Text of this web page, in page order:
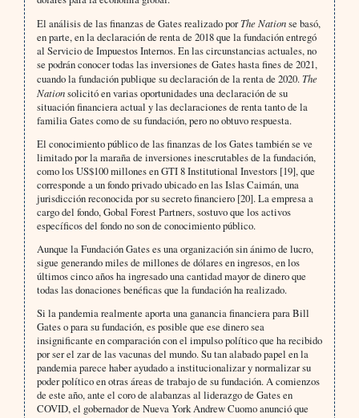
El análisis de las finanzas de Gates realizado porThe Nationse basó,
en parte, en la declaración de renta de 2018 que la fundación entregó
al Servicio de Impuestos Internos. En las circunstancias actuales, no
se podrán conocer todas las inversiones de Gates hasta fines de 2021,
cuando la fundación publique su declaración de la renta de 2020. The
Nationsolicitó en varias oportunidades una declaración de su
situación financiera actual y las declaraciones de renta tanto de la
familia Gates como de su fundación, pero no obtuvo respuesta.
El conocimiento público de las finanzas de los Gates también se ve
limitado por la maraña de inversiones inescrutables de la fundación,
como los US$100 millones en GTI 8 Institutional Investors [19], que
corresponde a un fondo privado ubicado en las Islas Caimán, una
jurisdicción reconocida por su secreto financiero [20]. La empresa a
cargo del fondo, Gobal Forest Partners, sostuvo que los activos
específicos del fondo no son de conocimiento público.
Aunque la Fundación Gates es una organización sin ánimo de lucro,
sigue generando miles de millones de dólares en ingresos, en los
últimos cinco años ha ingresado una cantidad mayor de dinero que
todas las donaciones benéficas que la fundación ha realizado.
Si la pandemia realmente aporta una ganancia financiera para Bill
Gates o para su fundación, es posible que ese dinero sea
insignificante en comparación con el impulso político que ha recibido
por ser el zar de las vacunas del mundo. Su tan alabado papel en la
pandemia parece haber ayudado a institucionalizar y normalizar su
poder político en otras áreas de trabajo de su fundación. A comienzos
de este año, ante el coro de alabanzas al liderazgo de Gates en
COVID, el gobernador de Nueva York Andrew Cuomo anunció que